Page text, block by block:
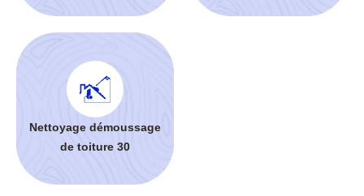
Nettoyage démoussage
de toiture 30